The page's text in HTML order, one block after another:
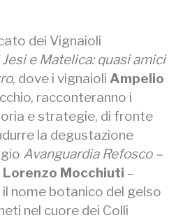
dei Vignaioli
e Matelica: quasi amici
, dove i vignaioliAmpelio
racconteranno i
e strategie, di fronte
la degustazione
Avanguardia Refosco –
Lorenzo Mocchiuti –
il nome botanico del gelso
nel cuore dei Colli